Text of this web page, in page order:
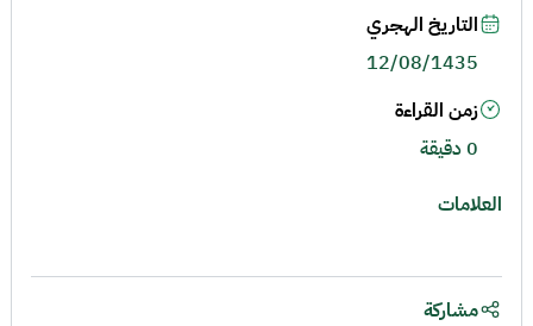
التاريخ الهجري
12/08/1435
زمن القراءة
0 دقيقة
العلامات
مشاركة